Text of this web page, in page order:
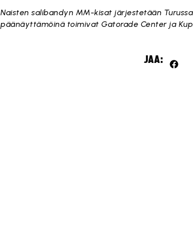
Naisten salibandyn MM-kisat järjestetään Turussa
päänäyttämöinä toimivat Gatorade Center ja
JAA: